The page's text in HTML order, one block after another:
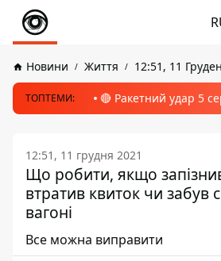
Новини Життя 12:51, 11
ТОПТЕМИ: 🔴 Ракетний удар 5
12:51, 11 грудня 2021
Що робити, якщо
втратив квиток чи забув
вагоні
Все можна виправити